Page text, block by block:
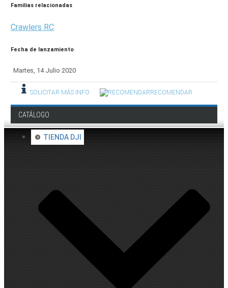
Familias relacionadas
Crawlers RC
Fecha de lanzamiento
Martes, 14 Julio 2020
SOLICITAR MÁS INFO RECOMENDAR
CATÁLOGO
TIENDA DJI